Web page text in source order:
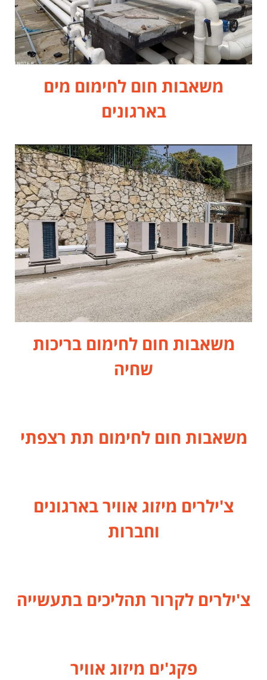
משאבות חום לחימום מים
בארגונים
משאבות חום לחימום בריכות
שחיה
משאבות חום לחימום תת רצפתי
צ'ילרים מיזוג אוויר בארגונים
וחברות
צ'ילרים לקרור תהליכים בתעשייה
פקג'ים מיזוג אוויר